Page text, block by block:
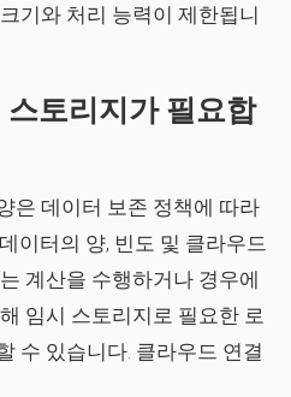
기와 처리 능력이 제한됩니
토리지가 필요합
은 데이터 보존 정책에 따라
이터의 양, 빈도 및 클라우드
계산을 수행하거나 경우에
임시 스토리지로 필요한 로
수 있습니다. 클라우드 연결